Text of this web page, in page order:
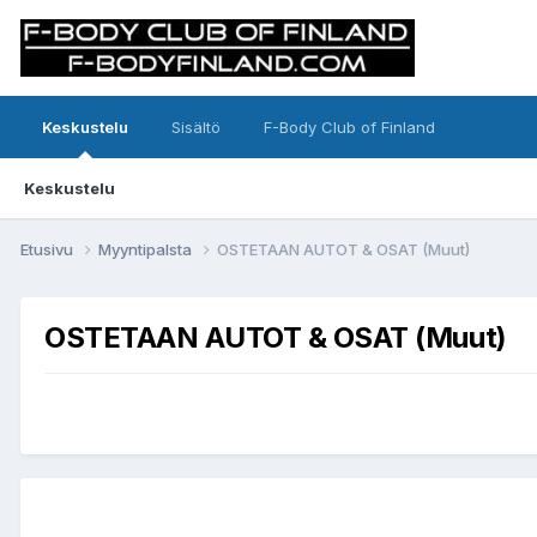
Keskustelu
Keskustelu
Sisältö F-Body Club of Finland
Etusivu Myyntipalsta OSTETAAN AUTOT & OSAT (Muut)
OSTETAAN AUTOT & OSAT (Muut)